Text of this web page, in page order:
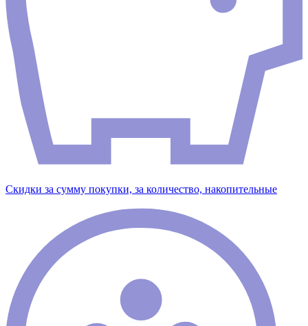
Скидки за сумму покупки, за количество, накопительные